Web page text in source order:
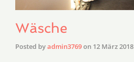
Wäsche
Posted byadmin3769on 12 März 2018